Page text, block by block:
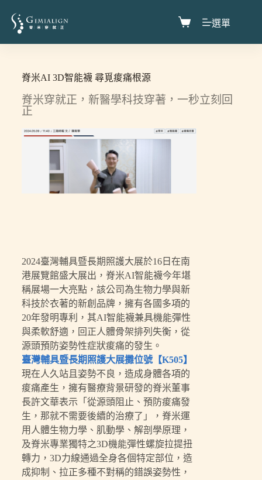
選單
脊米AI 3D智能襪 尋覓痠痛根源
脊米穿就正，新醫學科技穿著，一秒立刻回
正
2024臺灣輔具暨長期照護大展於16日在南
港展覽館盛大展出，脊米AI智能襪今年堪
稱展場一大亮點，該公司為生物力學與新
科技於衣著的新創品牌，擁有各國多項的
20年發明專利，其AI智能襪兼具機能彈性
與柔軟舒適，回正人體骨架排列失衡，從
源頭預防姿勢性症狀痠痛的發生。
臺灣輔具暨長期照護大展攤位號【K505】
現在人久站且姿勢不良，造成身體各項的
痠痛產生，擁有醫療背景研發的脊米董事
長許文華表示「從源頭阻止、預防痠痛發
生，那就不需要後續的治療了」，脊米運
用人體生物力學、肌動學、解剖學原理，
及脊米專業獨特之3D機能彈性螺旋拉提扭
轉力，3D力線通過全身各個特定部位，造
成抑制、拉正多種不對稱的錯誤姿勢性，